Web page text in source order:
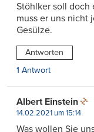
Stöhlker soll doch
muss er uns nicht
Gesülze.
Antworten
1 Antwort
Albert Einstein
14.02.2021 um 15:14
Was wollen Sie